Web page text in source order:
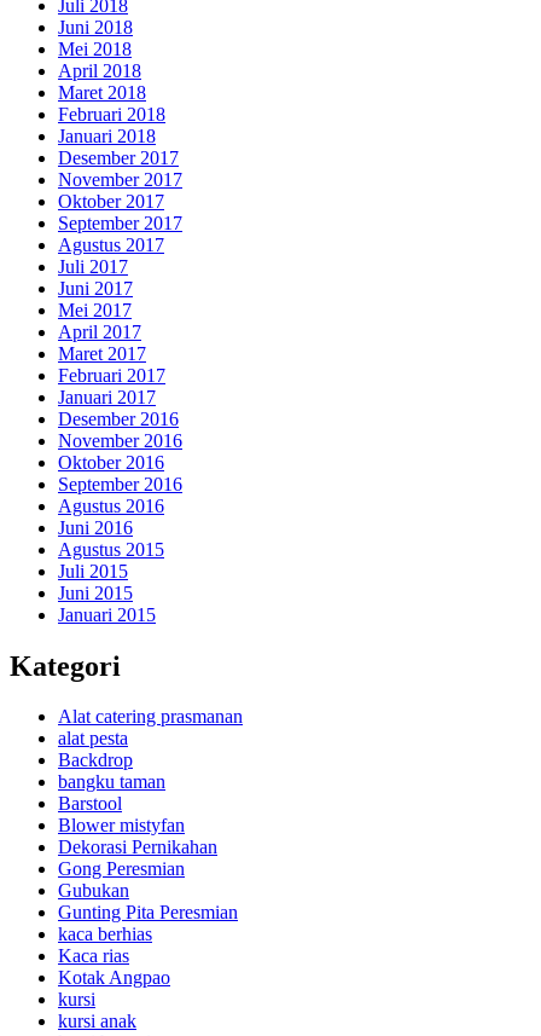
Juli 2018
Juni 2018
Mei 2018
April 2018
Maret 2018
Februari 2018
Januari 2018
Desember 2017
November 2017
Oktober 2017
September 2017
Agustus 2017
Juli 2017
Juni 2017
Mei 2017
April 2017
Maret 2017
Februari 2017
Januari 2017
Desember 2016
November 2016
Oktober 2016
September 2016
Agustus 2016
Juni 2016
Agustus 2015
Juli 2015
Juni 2015
Januari 2015
Kategori
Alat catering prasmanan
alat pesta
Backdrop
bangku taman
Barstool
Blower mistyfan
Dekorasi Pernikahan
Gong Peresmian
Gubukan
Gunting Pita Peresmian
kaca berhias
Kaca rias
Kotak Angpao
kursi
kursi anak